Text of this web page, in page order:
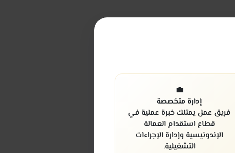
💼
إدارة متخصصة
فريق عمل يمتلك خبرة عملية في
قطاع استقدام العمالة
الإندونيسية وإدارة الإجراءات
التشغيلية.